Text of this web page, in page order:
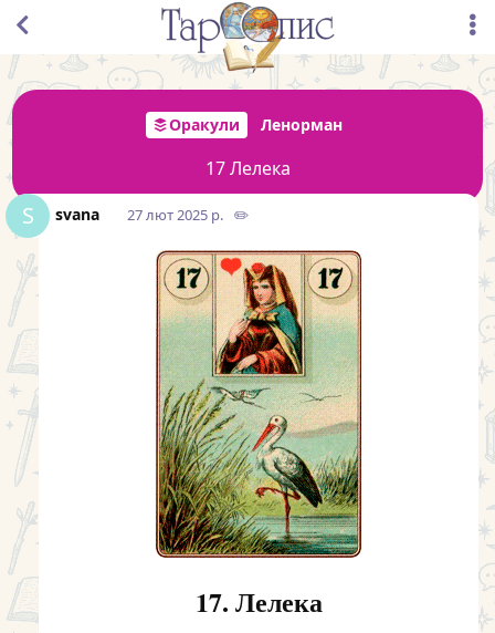
Оракули Ленорман
17 Лелека
S svana 27 лют 2025 р. ✏️
17. Лелека